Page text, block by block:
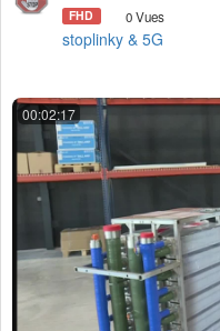
FHD 0 Vues
stoplinky & 5G
00:02:17